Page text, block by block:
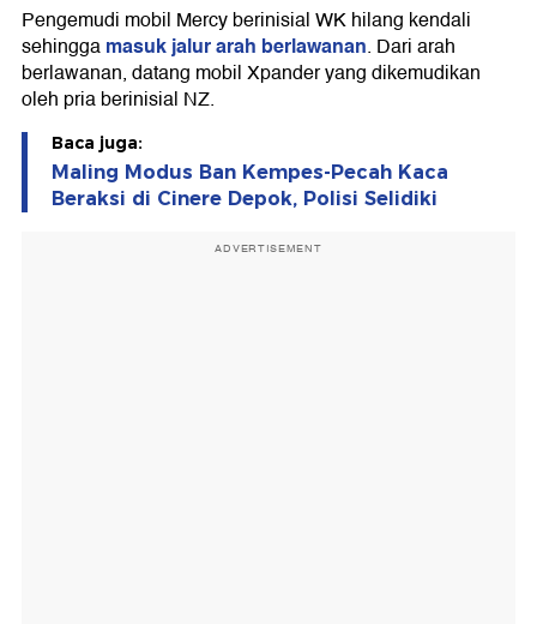
Pengemudi mobil Mercy berinisial WK hilang kendali
sehinggamasuk jalur arah berlawanan. Dari arah
berlawanan, datang mobil Xpander yang dikemudikan
oleh pria berinisial NZ.
Baca juga:
Maling Modus Ban Kempes-Pecah Kaca
Beraksi di Cinere Depok, Polisi Selidiki
ADVERTISEMENT